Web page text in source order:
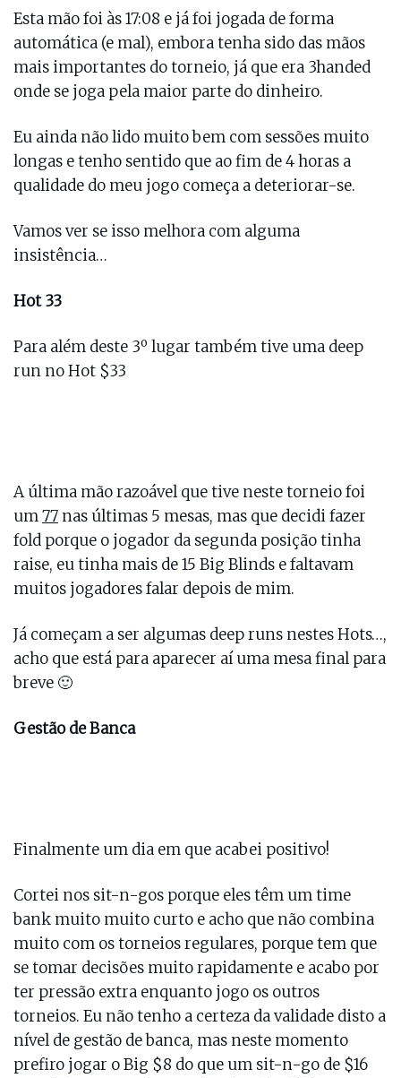
Esta mão foi às 17:08 e já foi jogada de forma
automática (e mal), embora tenha sido das mãos
mais importantes do torneio, já que era 3handed
onde se joga pela maior parte do dinheiro.
Eu ainda não lido muito bem com sessões muito
longas e tenho sentido que ao fim de 4 horas a
qualidade do meu jogo começa a deteriorar-se.
Vamos ver se isso melhora com alguma
insistência…
Hot 33
Para além deste 3º lugar também tive uma deep
run no Hot $33
A última mão razoável que tive neste torneio foi
um77 nas últimas 5 mesas, mas que decidi fazer
fold porque o jogador da segunda posição tinha
raise, eu tinha mais de 15 Big Blinds e faltavam
muitos jogadores falar depois de mim.
Já começam a ser algumas deep runs nestes Hots…,
acho que está para aparecer aí uma mesa final para
breve 🙂
Gestão de Banca
Finalmente um dia em que acabei positivo!
Cortei nos sit-n-gos porque eles têm um time
bank muito muito curto e acho que não combina
muito com os torneios regulares, porque tem que
se tomar decisões muito rapidamente e acabo por
ter pressão extra enquanto jogo os outros
torneios. Eu não tenho a certeza da validade disto a
nível de gestão de banca, mas neste momento
prefiro jogar o Big $8 do que um sit-n-go de $16